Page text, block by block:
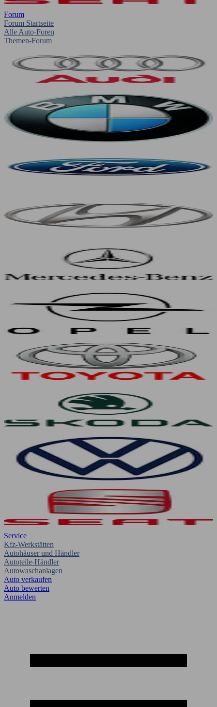
Forum
Forum Startseite
Alle Auto-Foren
Themen-Forum
Service
Kfz-Werkstätten
Autohäuser und Händler
Autoteile-Händler
Autowaschanlagen
Auto verkaufen
Auto bewerten
Anmelden